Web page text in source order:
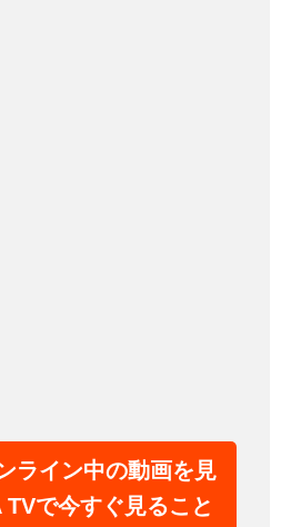
ライン中の動画を見
TVで今すぐ見ること